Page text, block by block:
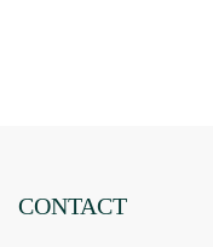
CONTACT